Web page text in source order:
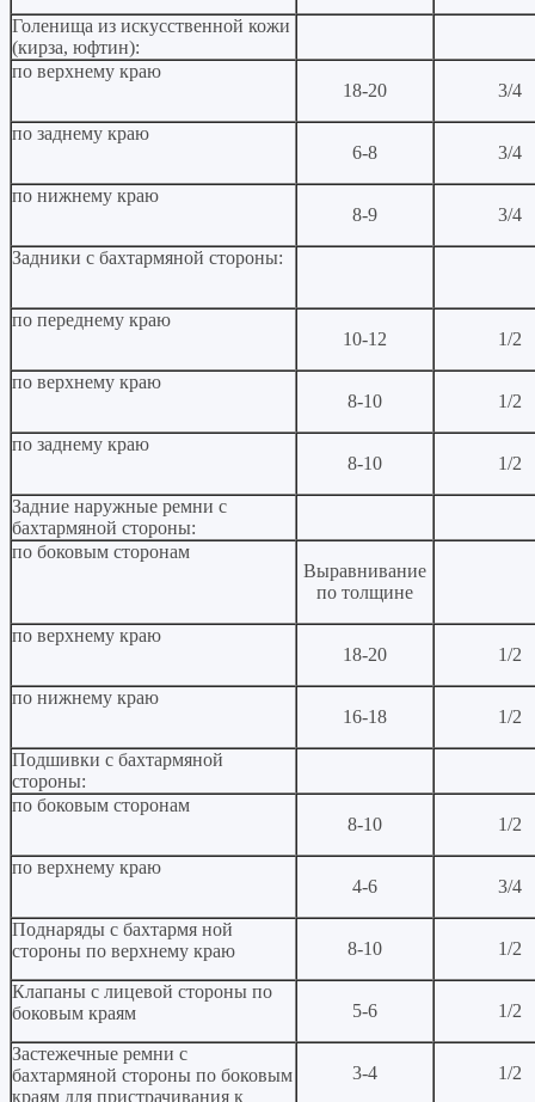
Голенища из искусственной кожи
(кирза, юфтин):
по верхнему краю
18-20
3/4
по заднему краю
6-8
3/4
по нижнему краю
8-9
3/4
Задники с бахтармяной стороны:
по переднему краю
10-12
1/2
по верхнему краю
8-10
1/2
по заднему краю
8-10
1/2
Задние наружные ремни с
бахтармяной стороны:
по боковым сторонам
Выравнивание
по толщине
по верхнему краю
18-20
1/2
по нижнему краю
16-18
1/2
Подшивки с бахтармяной
стороны:
по боковым сторонам
8-10
1/2
по верхнему краю
4-6
3/4
Поднаряды с бахтармя ной
стороны по верхнему краю
8-10 1/2
Клапаны с лицевой стороны по
боковым краям
5-6 1/2
Застежечные ремни с
бахтармяной стороны по боковым
краям для пристрачивания к
3-4 1/2